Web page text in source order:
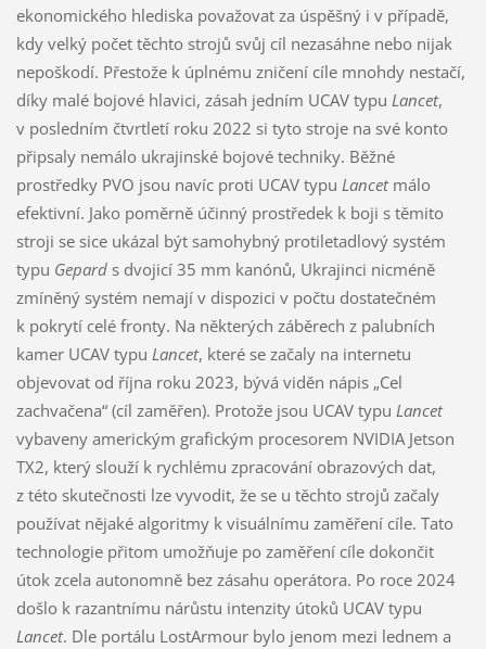
ekonomického hlediska považovat za úspěšný i v případě,
kdy velký počet těchto strojů svůj cíl nezasáhne nebo nijak
nepoškodí. Přestože k úplnému zničení cíle mnohdy nestačí,
díky malé bojové hlavici, zásah jedním UCAV typu Lancet,
v posledním čtvrtletí roku 2022 si tyto stroje na své konto
připsaly nemálo ukrajinské bojové techniky. Běžné
prostředky PVO jsou navíc proti UCAV typu Lancetmálo
efektivní. Jako poměrně účinný prostředek k boji s těmito
stroji se sice ukázal být samohybný protiletadlový systém
typu Gepards dvojicí 35 mm kanónů, Ukrajinci nicméně
zmíněný systém nemají v dispozici v počtu dostatečném
k pokrytí celé fronty. Na některých záběrech z palubních
kamer UCAV typu Lancet, které se začaly na internetu
objevovat od října roku 2023, bývá viděn nápis „Cel
zachvačena“ (cíl zaměřen). Protože jsou UCAV typu Lancet
vybaveny americkým grafickým procesorem NVIDIA Jetson
TX2, který slouží k rychlému zpracování obrazových dat,
z této skutečnosti lze vyvodit, že se u těchto strojů začaly
používat nějaké algoritmy k visuálnímu zaměření cíle. Tato
technologie přitom umožňuje po zaměření cíle dokončit
útok zcela autonomně bez zásahu operátora. Po roce 2024
došlo k razantnímu nárůstu intenzity útoků UCAV typu
Lancet. Dle portálu LostArmour bylo jenom mezi lednem a